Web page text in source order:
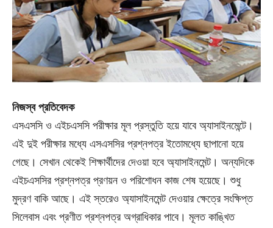
নিজস্ব প্রতিবেদক
এসএসসি ও এইচএসসি পরীক্ষার মূল প্রস্তুতি হয়ে যাবে অ্যাসাইনমেন্টে।
এই দুই পরীক্ষার মধ্যে এসএসসির প্রশ্নপত্র ইতোমধ্যে ছাপানো হয়ে
গেছে। সেখান থেকেই শিক্ষার্থীদের দেওয়া হবে অ্যাসাইনমেন্ট। অন্যদিকে
এইচএসসির প্রশ্নপত্র প্রণয়ন ও পরিশোধন কাজ শেষ হয়েছে। শুধু
মুদ্রণ বাকি আছে। এই স্তরেও অ্যাসাইনমেন্ট দেওয়ার ক্ষেত্রে সংক্ষিপ্ত
সিলেবাস এবং প্রণীত প্রশ্নপত্র অগ্রাধিকার পাবে। মূলত কাঙ্খিত